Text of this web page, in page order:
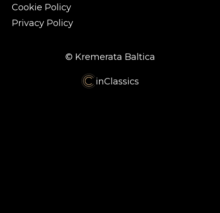
Cookie Policy
Privacy Policy
© Kremerata Baltica
inClassics